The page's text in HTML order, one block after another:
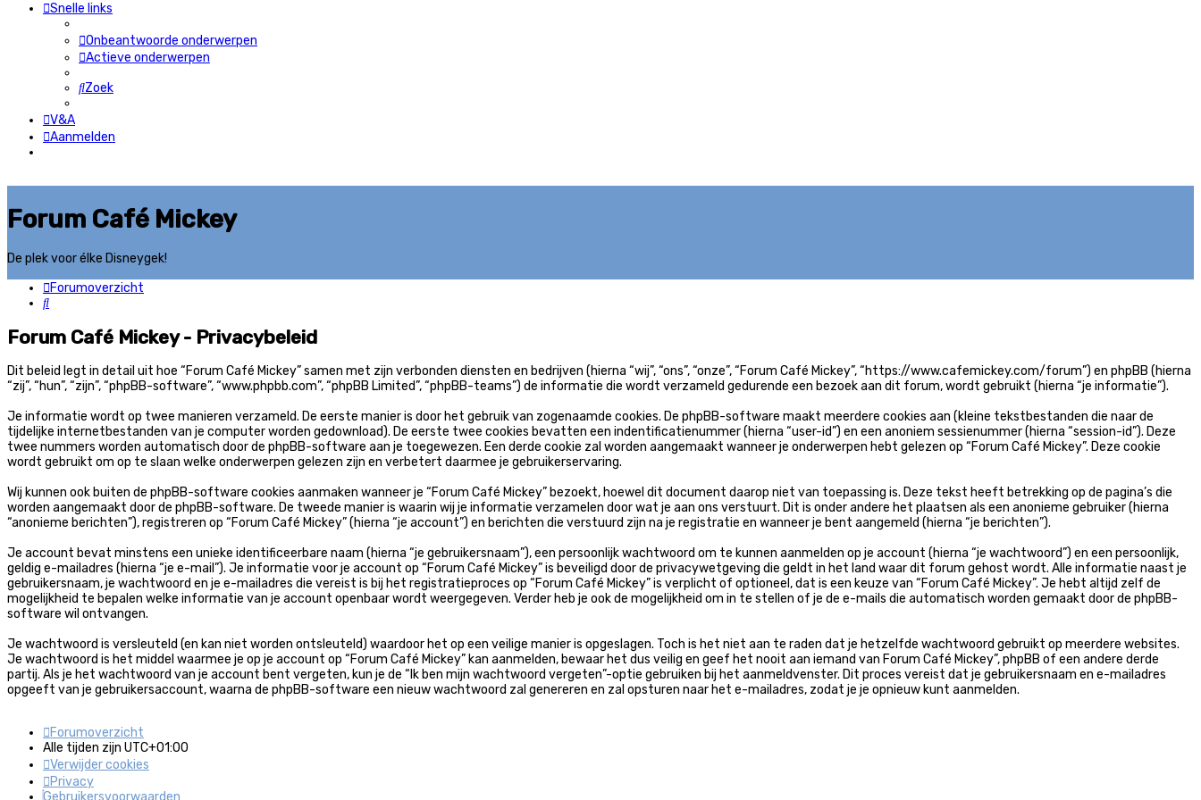
Snelle links
Onbeantwoorde onderwerpen
Actieve onderwerpen
Zoek
V&A
Aanmelden
Forum Café Mickey
De plek voor élke Disneygek!
Forumoverzicht
Zoek
Forum Café Mickey - Privacybeleid
Dit beleid legt in detail uit hoe “Forum Café Mickey” samen met zijn verbonden diensten en bedrijven (hierna “wij”, “ons”, “onze”, “Forum Café Mickey”, “https://www.cafemickey.com/forum”) en phpBB (hierna
“zij”, “hun”, “zijn”, “phpBB-software”, “www.phpbb.com”, “phpBB Limited”, “phpBB-teams”) de informatie die wordt verzameld gedurende een bezoek aan dit forum, wordt gebruikt (hierna “je informatie”).
Je informatie wordt op twee manieren verzameld. De eerste manier is door het gebruik van zogenaamde cookies. De phpBB-software maakt meerdere cookies aan (kleine tekstbestanden die naar de
tijdelijke internetbestanden van je computer worden gedownload). De eerste twee cookies bevatten een indentificatienummer (hierna “user-id”) en een anoniem sessienummer (hierna “session-id”). Deze
twee nummers worden automatisch door de phpBB-software aan je toegewezen. Een derde cookie zal worden aangemaakt wanneer je onderwerpen hebt gelezen op “Forum Café Mickey”. Deze cookie
wordt gebruikt om op te slaan welke onderwerpen gelezen zijn en verbetert daarmee je gebruikerservaring.
Wij kunnen ook buiten de phpBB-software cookies aanmaken wanneer je “Forum Café Mickey” bezoekt, hoewel dit document daarop niet van toepassing is. Deze tekst heeft betrekking op de pagina’s die
worden aangemaakt door de phpBB-software. De tweede manier is waarin wij je informatie verzamelen door wat je aan ons verstuurt. Dit is onder andere het plaatsen als een anonieme gebruiker (hierna
“anonieme berichten”), registreren op “Forum Café Mickey” (hierna “je account”) en berichten die verstuurd zijn na je registratie en wanneer je bent aangemeld (hierna “je berichten”).
Je account bevat minstens een unieke identificeerbare naam (hierna “je gebruikersnaam”), een persoonlijk wachtwoord om te kunnen aanmelden op je account (hierna “je wachtwoord”) en een persoonlijk,
geldig e-mailadres (hierna “je e-mail”). Je informatie voor je account op “Forum Café Mickey” is beveiligd door de privacywetgeving die geldt in het land waar dit forum gehost wordt. Alle informatie naast je
gebruikersnaam, je wachtwoord en je e-mailadres die vereist is bij het registratieproces op “Forum Café Mickey” is verplicht of optioneel, dat is een keuze van “Forum Café Mickey”. Je hebt altijd zelf de
mogelijkheid te bepalen welke informatie van je account openbaar wordt weergegeven. Verder heb je ook de mogelijkheid om in te stellen of je de e-mails die automatisch worden gemaakt door de phpBB-
software wil ontvangen.
Je wachtwoord is versleuteld (en kan niet worden ontsleuteld) waardoor het op een veilige manier is opgeslagen. Toch is het niet aan te raden dat je hetzelfde wachtwoord gebruikt op meerdere websites.
Je wachtwoord is het middel waarmee je op je account op “Forum Café Mickey” kan aanmelden, bewaar het dus veilig en geef het nooit aan iemand van Forum Café Mickey”, phpBB of een andere derde
partij. Als je het wachtwoord van je account bent vergeten, kun je de “Ik ben mijn wachtwoord vergeten”-optie gebruiken bij het aanmeldvenster. Dit proces vereist dat je gebruikersnaam en e-mailadres
opgeeft van je gebruikersaccount, waarna de phpBB-software een nieuw wachtwoord zal genereren en zal opsturen naar het e-mailadres, zodat je je opnieuw kunt aanmelden.
Forumoverzicht
Alle tijden zijn UTC+01:00
Verwijder cookies
Privacy